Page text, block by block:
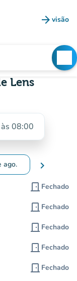
arrow_forward visão
(novo
Lens
08:00
ago. as datas
chevron_right
door_front Fechado
door_front Fechado
door_front Fechado
door_front Fechado
door_front Fechado